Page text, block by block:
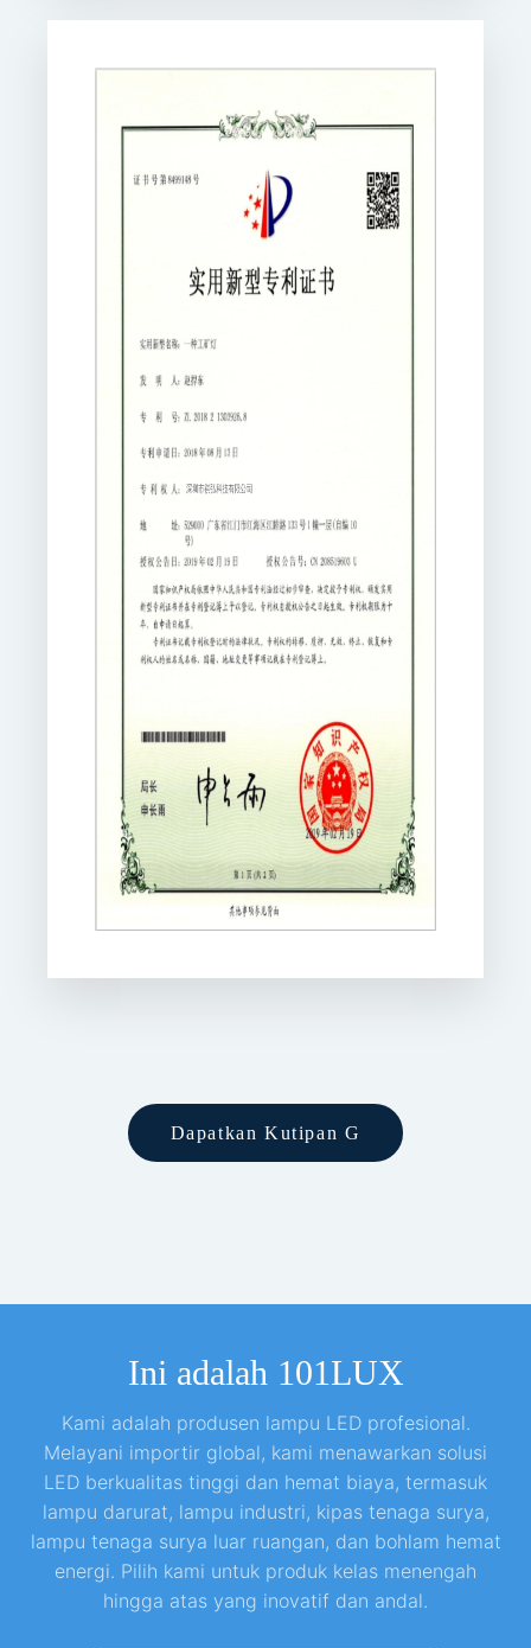
Dapatkan Kutipan G
Ini adalah 101LUX
Kami adalah produsen lampu LED profesional.
Melayani importir global, kami menawarkan solusi
LED berkualitas tinggi dan hemat biaya, termasuk
lampu darurat, lampu industri, kipas tenaga surya,
lampu tenaga surya luar ruangan, dan bohlam hemat
energi. Pilih kami untuk produk kelas menengah
hingga atas yang inovatif dan andal.